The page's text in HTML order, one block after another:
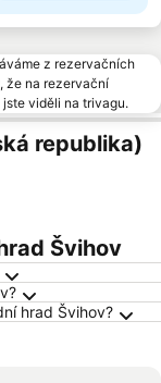
z rezervačních
že na rezervační
viděli na trivagu.
republika)
Švihov
hrad Švihov?